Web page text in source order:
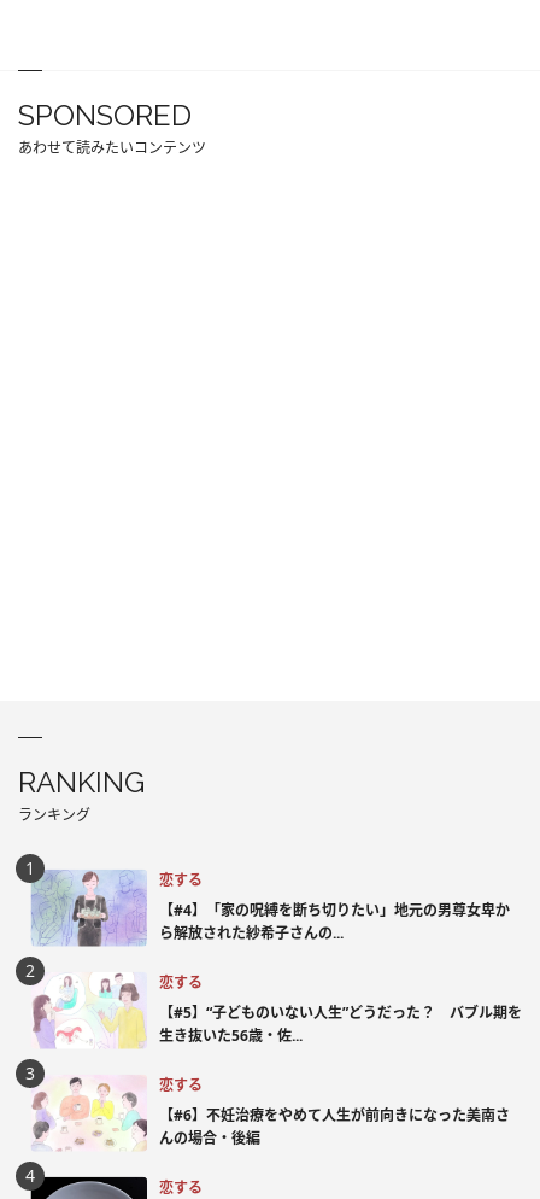
SPONSORED
あわせて読みたいコンテンツ
RANKING
ランキング
恋する
【#4】「家の呪縛を断ち切りたい」地元の男尊女卑か
ら解放された紗希子さんの...
恋する
【#5】“子どものいない人生”どうだった？ バブル期を
生き抜いた56歳・佐...
恋する
【#6】不妊治療をやめて人生が前向きになった美南さ
んの場合・後編
恋する